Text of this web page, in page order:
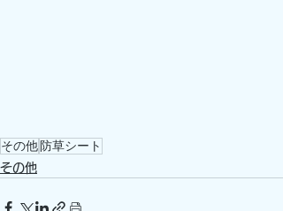
その他防草シート
その他